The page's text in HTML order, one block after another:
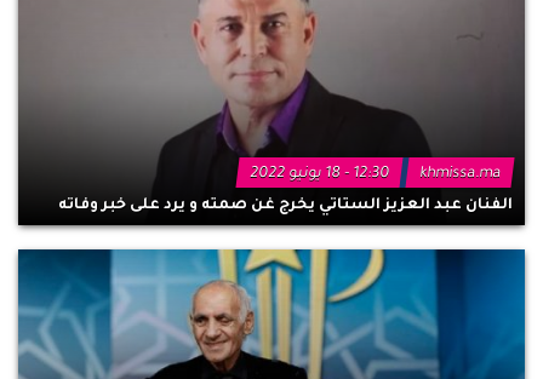
khmissa.ma
12:30 - 18 يونيو 2022
الفنان عبد العزيز الستاتي يخرج غن صمته و يرد على خبر وفاته